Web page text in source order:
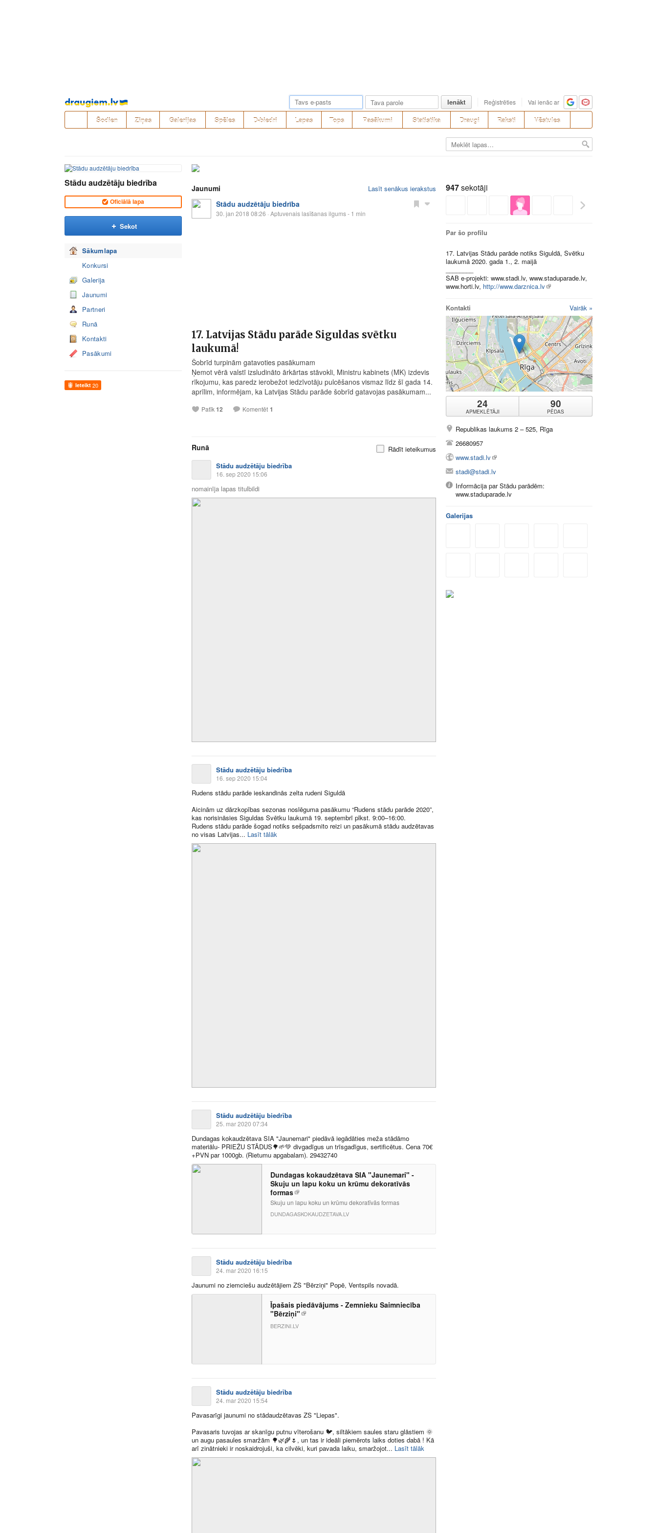
Pāriet
uz
saturu
Ienākt Reģistrēties Vai ienāc ar
Šodien Ziņas Galerijas Spēles D-biedri Lapas Tops Pasākumi Statistika Draugi Raksti Vēstules
Stādu audzētāju biedrība
Oficiālā lapa
Sekot
Sākumlapa
Konkursi
Galerija
Jaunumi
Partneri
Runā
Kontakti
Pasākumi
Ieteikt 20
Jaunumi Lasīt senākus ierakstus
Stādu audzētāju biedrība
30. jan 2018 08:26 · Aptuvenais lasīšanas ilgums - 1 min
17. Latvijas Stādu parāde Siguldas svētku
laukumā!
Šobrīd turpinām gatavoties pasākumam
Ņemot vērā valstī izsludināto ārkārtas stāvokli, Ministru kabinets (MK) izdevis
rīkojumu, kas paredz ierobežot iedzīvotāju pulcēšanos vismaz līdz šī gada 14.
aprīlim, informējam, ka Latvijas Stādu parāde šobrīd gatavojas pasākumam...
Patīk12 Komentēt 1
Runā
Rādīt ieteikumus
Stādu audzētāju biedrība
16. sep 2020 15:06
nomainīja lapas titulbildi
Stādu audzētāju biedrība
16. sep 2020 15:04
Rudens stādu parāde ieskandinās zelta rudeni Siguldā
Aicinām uz dārzkopības sezonas noslēguma pasākumu “Rudens stādu parāde 2020”,
kas norisināsies Siguldas Svētku laukumā 19. septembrī plkst. 9:00–16:00.
Rudens stādu parāde šogad notiks sešpadsmito reizi un pasākumā stādu audzētavas
no visas Latvijas​... Lasīt tālāk
Stādu audzētāju biedrība
25. mar 2020 07:34
Dundagas kokaudzētava SIA "Jaunemari" piedāvā iegādāties meža stādāmo
materiālu- PRIEŽU STĀDUS🌳🌱💚 divgadīgus un trīsgadīgus, sertificētus. Cena 70€
+PVN par 1000gb. (Rietumu apgabalam). 29432740
Dundagas kokaudzētava SIA "Jaunemari" -
Skuju un lapu koku un krūmu dekoratīvās
formas
Skuju un lapu koku un krūmu dekoratīvās formas
DUNDAGASKOKAUDZETAVA.LV
Stādu audzētāju biedrība
24. mar 2020 16:15
Jaunumi no ziemciešu audzētājiem ZS "Bērziņi" Popē, Ventspils novadā.
Īpašais piedāvājums - Zemnieku Saimniecība
"Bērziņi"
BERZINI.LV
Stādu audzētāju biedrība
24. mar 2020 15:54
Pavasarīgi jaunumi no stādaudzētavas ZS "Liepas".
Pavasaris tuvojas ar skanīgu putnu vīterošanu 🐦, siltākiem saules staru glāstiem 🌞
un augu pasaules smaržām 🌳🌿🌾🌷 , un tas ir ideāli piemērots laiks doties dabā ! Kā
arī zinātnieki ir noskaidrojuši, ka cilvēki, kuri pavada laiku, smaržojot​... Lasīt tālāk
947sekotāji
Par šo profilu
17. Latvijas Stādu parāde notiks Siguldā, Svētku
laukumā 2020. gada 1., 2. maijā
SAB e-projekti: www.stadi.lv, www.staduparade.lv,
www.horti.lv, http://www.darznica.lv
Kontakti Vairāk »
24
APMEKLĒTĀJI
90
PĒDAS
Republikas laukums 2 – 525, Rīga
26680957
www.stadi.lv
stadi@stadi.lv
Informācija par Stādu parādēm:
www.staduparade.lv
Galerijas